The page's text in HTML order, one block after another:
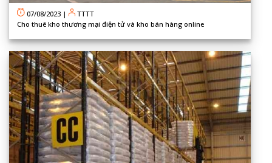
07/08/2023 |
TTTT
Cho thuê kho thương mại điện tử và kho bán hàng online